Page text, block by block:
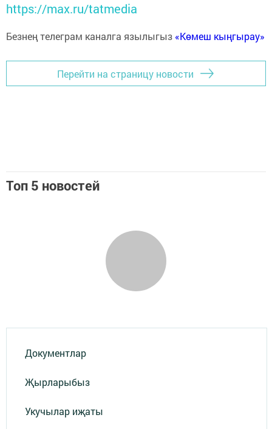
https://max.ru/tatmedia
Безнең телеграм каналга язылыгыз «Көмеш кыңгырау»
Перейти на страницу новости
Топ 5 новостей
Документлар
Җырларыбыз
Укучылар иҗаты